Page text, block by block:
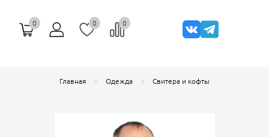
0 0 0
Главная Одежда Свитера и кофты